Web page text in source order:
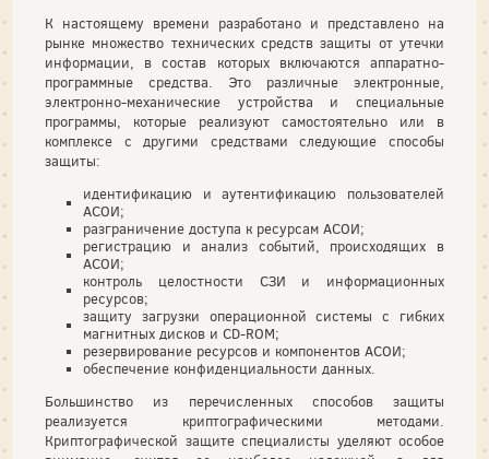
К настоящему времени разработано и представлено на
рынке множество технических средств защиты от утечки
информации, в состав которых включаются аппаратно-
программные средства. Это различные электронные,
электронно-механические устройства и специальные
программы, которые реализуют самостоятельно или в
комплексе с другими средствами следующие способы
защиты:
идентификацию и аутентификацию пользователей
АСОИ;
разграничение доступа к ресурсам АСОИ;
регистрацию и анализ событий, происходящих в
АСОИ;
контроль целостности СЗИ и информационных
ресурсов;
защиту загрузки операционной системы с гибких
магнитных дисков и CD-ROM;
резервирование ресурсов и компонентов АСОИ;
обеспечение конфиденциальности данных.
Большинство из перечисленных способов защиты
реализуется криптографическими методами.
Криптографической защите специалисты уделяют особое